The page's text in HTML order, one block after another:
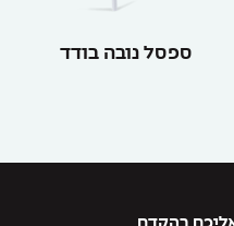
ספסל נובה בודד